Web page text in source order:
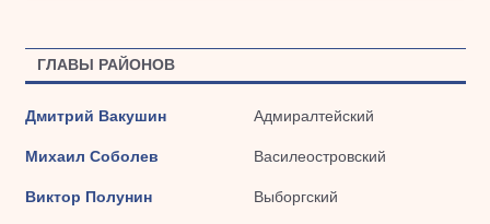
ГЛАВЫ РАЙОНОВ
Дмитрий Вакушин Адмиралтейский
Михаил Соболев Василеостровский
Виктор Полунин Выборгский